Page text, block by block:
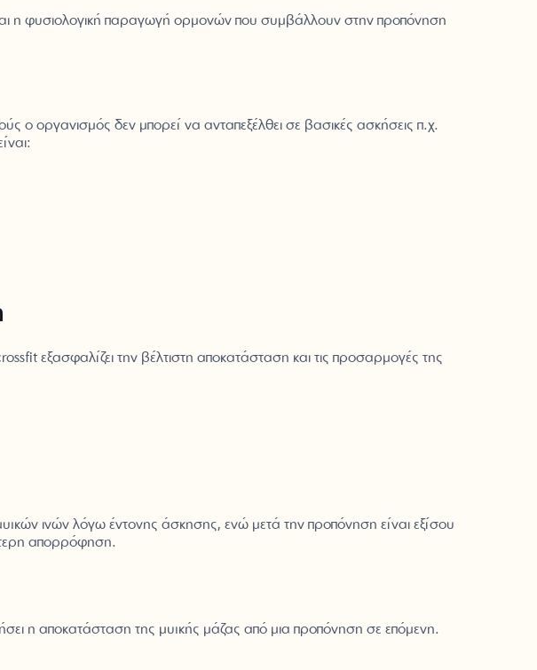
η φυσιολογική παραγωγή ορμονών που συμβάλλουν στην προπόνηση
ο οργανισμός δεν μπορεί να ανταπεξέλθει σε βασικές ασκήσεις π.χ.
εξασφαλίζει την βέλτιστη αποκατάσταση και τις προσαρμογές της
ινών λόγω έντονης άσκησης, ενώ μετά την προπόνηση είναι εξίσου
απορρόφηση.
η αποκατάσταση της μυϊκής μάζας από μια προπόνηση σε επόμενη.